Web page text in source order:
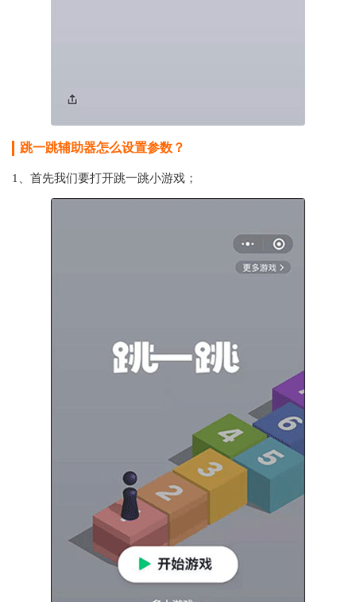
跳一跳辅助器怎么设置参数？
1、首先我们要打开跳一跳小游戏；